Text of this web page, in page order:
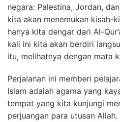
negara: Palestina, Jordan,
kita akan menemukan kisah-
hanya kita dengar dari Al-
kali ini kita akan berdiri
itu, melihatnya dengan mata
Perjalanan ini memberi
Islam adalah agama yang
tempat yang kita kunjungi
perjuangan para utusan Allah.